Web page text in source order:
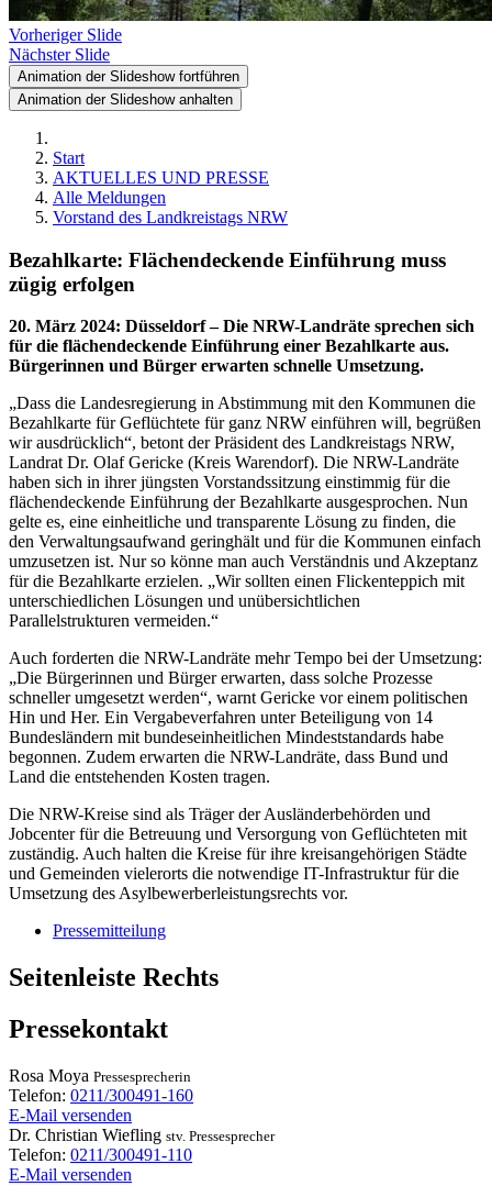
Vorheriger Slide
Nächster Slide
Animation der Slideshow fortführen
Animation der Slideshow anhalten
Start
AKTUELLES UND PRESSE
Alle Meldungen
Vorstand des Landkreistags NRW
Bezahlkarte: Flächendeckende Einführung muss
zügig erfolgen
20. März 2024: Düsseldorf – Die NRW-Landräte sprechen sich
für die flächendeckende Einführung einer Bezahlkarte aus.
Bürgerinnen und Bürger erwarten schnelle Umsetzung.
„Dass die Landesregierung in Abstimmung mit den Kommunen die
Bezahlkarte für Geflüchtete für ganz NRW einführen will, begrüßen
wir ausdrücklich“, betont der Präsident des Landkreistags NRW,
Landrat Dr. Olaf Gericke (Kreis Warendorf). Die NRW-Landräte
haben sich in ihrer jüngsten Vorstandssitzung einstimmig für die
flächendeckende Einführung der Bezahlkarte ausgesprochen. Nun
gelte es, eine einheitliche und transparente Lösung zu finden, die
den Verwaltungsaufwand geringhält und für die Kommunen einfach
umzusetzen ist. Nur so könne man auch Verständnis und Akzeptanz
für die Bezahlkarte erzielen. „Wir sollten einen Flickenteppich mit
unterschiedlichen Lösungen und unübersichtlichen
Parallelstrukturen vermeiden.“
Auch forderten die NRW-Landräte mehr Tempo bei der Umsetzung:
„Die Bürgerinnen und Bürger erwarten, dass solche Prozesse
schneller umgesetzt werden“, warnt Gericke vor einem politischen
Hin und Her. Ein Vergabeverfahren unter Beteiligung von 14
Bundesländern mit bundeseinheitlichen Mindeststandards habe
begonnen. Zudem erwarten die NRW-Landräte, dass Bund und
Land die entstehenden Kosten tragen.
Die NRW-Kreise sind als Träger der Ausländerbehörden und
Jobcenter für die Betreuung und Versorgung von Geflüchteten mit
zuständig. Auch halten die Kreise für ihre kreisangehörigen Städte
und Gemeinden vielerorts die notwendige IT-Infrastruktur für die
Umsetzung des Asylbewerberleistungsrechts vor.
Pressemitteilung
Seitenleiste Rechts
Pressekontakt
Rosa Moya Pressesprecherin
Telefon: 0211/300491-160
E-Mail versenden
Dr. Christian Wiefling stv. Pressesprecher
Telefon: 0211/300491-110
E-Mail versenden